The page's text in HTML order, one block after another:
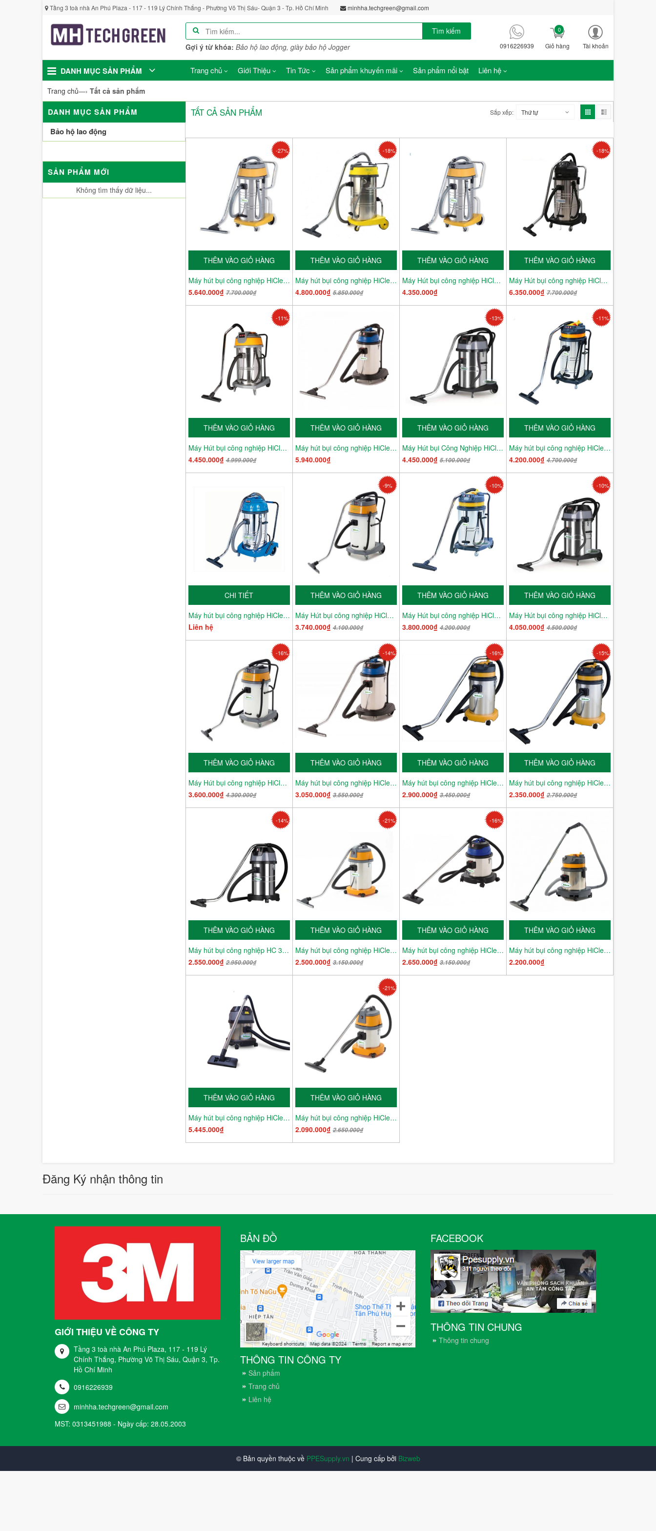
Tầng 3 toà nhà An Phú Plaza - 117 - 119 Lý Chính Thắng - Phường Võ Thị Sáu- Quận 3 - Tp. Hồ Chí Minh minhha.techgreen@gmail.com
Tìm kiếm
Gợi ý từ khóa: Bảo hộ lao động, giày bảo hộ Jogger 0916226939 Giỏ hàng
0
Tài khoản
DANH MỤC SẢN PHẨM Trang chủ Giới Thiệu Tin Tức Sản phẩm khuyến mãi Sản phẩm nổi bật Liên hệ
Trang chủ—› Tất cả sản phẩm
DANH MỤC SẢN PHẨM
Bảo hộ lao động
SẢN PHẨM MỚI
Không tìm thấy dữ liệu...
TẤT CẢ SẢN PHẨM Sắp xếp: Thứ tự
-27%
THÊM VÀO GIỎ HÀNG
Máy hút bụi công nghiệp HiClean HC 903
5.640.000₫7.700.000₫
-18%
THÊM VÀO GIỎ HÀNG
Máy hút bụi công nghiệp HiClean HC 902
4.800.000₫5.850.000₫
THÊM VÀO GIỎ HÀNG
Máy Hút bụi công nghiệp HiClean HC 90
4.350.000₫
-18%
THÊM VÀO GIỎ HÀNG
Máy Hút bụi công nghiệp HiClean HC 380T
6.350.000₫ 7.700.000₫
-11%
THÊM VÀO GIỎ HÀNG
Máy Hút bụi công nghiệp HiClean HC 380
4.450.000₫4.999.000₫
THÊM VÀO GIỎ HÀNG
Máy hút bụi công nghiệp HiClean HC 80A
5.940.000₫
-13%
THÊM VÀO GIỎ HÀNG
Máy Hút bụi Công Nghiệp HiClean HC 80 New
4.450.000₫5.100.000₫
-11%
THÊM VÀO GIỎ HÀNG
Máy hút bụi công nghiệp HiClean HC 80
4.200.000₫ 4.700.000₫
CHI TIẾT
Máy hút bụi công nghiệp HiClean HC 802
Liên hệ
-9%
THÊM VÀO GIỎ HÀNG
Máy Hút bụi công nghiệp HiClean HC 70A
3.740.000₫4.100.000₫
-10%
THÊM VÀO GIỎ HÀNG
Máy Hút bụi công nghiệp HiClean HC 70W
3.800.000₫4.200.000₫
-10%
THÊM VÀO GIỎ HÀNG
Máy Hút bụi công nghiệp HiClean HC 70 New
4.050.000₫ 4.500.000₫
-16%
THÊM VÀO GIỎ HÀNG
Máy Hút bụi công nghiệp HiClean HC 70
3.600.000₫4.300.000₫
-14%
THÊM VÀO GIỎ HÀNG
Máy hút bụi công nghiệp HiClean HC 40CE
3.050.000₫3.550.000₫
-16%
THÊM VÀO GIỎ HÀNG
Máy hút bụi công nghiệp HiClean HC 301
2.900.000₫3.450.000₫
-15%
THÊM VÀO GIỎ HÀNG
Máy hút bụi công nghiệp HiClean HC 30A
2.350.000₫ 2.750.000₫
-14%
THÊM VÀO GIỎ HÀNG
Máy hút bụi công nghiệp HC 30 NEW
2.550.000₫2.950.000₫
-21%
THÊM VÀO GIỎ HÀNG
Máy hút bụi công nghiệp HiClean HC 30
2.500.000₫3.150.000₫
-16%
THÊM VÀO GIỎ HÀNG
Máy hút bụi công nghiệp HiClean HC 20/US
2.650.000₫3.150.000₫
THÊM VÀO GIỎ HÀNG
Máy hút bụi công nghiệp HiClean HC 15A
2.200.000₫
THÊM VÀO GIỎ HÀNG
Máy hút bụi công nghiệp HiClean HC 15 NEW
5.445.000₫
-21%
THÊM VÀO GIỎ HÀNG
Máy hút bụi công nghiệp HiClean HC 15
2.090.000₫2.650.000₫
Đăng Ký nhận thông tin
GIỚI THIỆU VỀ CÔNG TY
Tầng 3 toà nhà An Phú Plaza, 117 - 119 Lý
Chính Thắng, Phường Võ Thị Sáu, Quận 3, Tp.
Hồ Chí Minh
0916226939
minhha.techgreen@gmail.com
MST: 0313451988 - Ngày cấp: 28.05.2003
BẢN ĐỒ
THÔNG TIN CÔNG TY
Sản phẩm
Trang chủ
Liên hệ
FACEBOOK
THÔNG TIN CHUNG
Thông tin chung
© Bản quyền thuộc về PPESupply.vn | Cung cấp bởi Bizweb